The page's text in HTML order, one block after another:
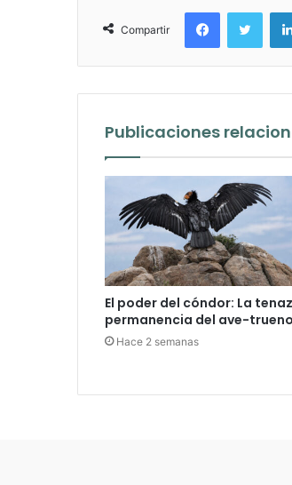
Compartir
Facebook
Publicaciones
El poder del cóndor: La tenaz
permanencia del ave-trueno
Hace 2 semanas